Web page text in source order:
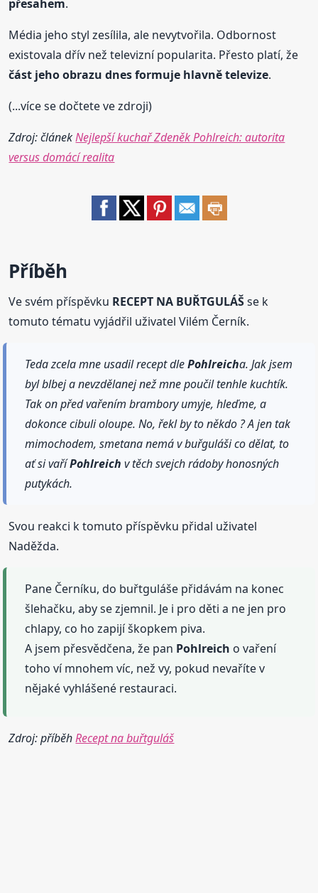
přesahem.
Média jeho styl zesílila, ale nevytvořila. Odbornost
existovala dřív než televizní popularita. Přesto platí, že
část jeho obrazu dnes formuje hlavně televize.
(...více se dočtete ve zdroji)
Zdroj: článekNejlepší kuchař Zdeněk Pohlreich: autorita
versus domácí realita
Příběh
Ve svém příspěvku RECEPT NA BUŘTGULÁŠse k
tomuto tématu vyjádřil uživatel Vilém Černík.
Teda zcela mne usadil recept dlePohlreicha. Jak jsem
byl blbej a nevzdělanej než mne poučil tenhle kuchtík.
Tak on před vařením brambory umyje, hleďme, a
dokonce cibuli oloupe. No, řekl by to někdo ? A jen tak
mimochodem, smetana nemá v buřguláši co dělat, to
ať si vaříPohlreich v těch svejch rádoby honosných
putykách.
Svou reakci k tomuto příspěvku přidal uživatel
Naděžda.
Pane Černíku, do buřtguláše přidávám na konec
šlehačku, aby se zjemnil. Je i pro děti a ne jen pro
chlapy, co ho zapijí škopkem piva.
A jsem přesvědčena, že pan Pohlreich o vaření
toho ví mnohem víc, než vy, pokud nevaříte v
nějaké vyhlášené restauraci.
Zdroj: příběhRecept na buřtguláš